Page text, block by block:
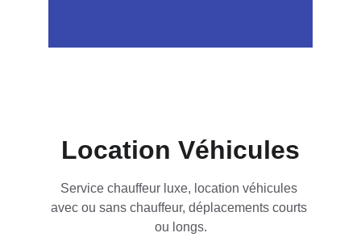
Location Véhicules
Service chauffeur luxe, location véhicules
avec ou sans chauffeur, déplacements courts
ou longs.